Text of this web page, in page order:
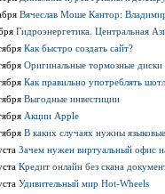
Вячеслав Моше Кантор:
Гидроэнергетика. Центральная
Как быстро создать сайт?
Оригинальные тормозные диски
Как правильно употреблять
Выгодные инвестиции
Акции Apple
В каких случаях нужны
Зачем нужен виртуальный офис
Кредит онлайн без скана
Удивительный мир Hot-Wheels